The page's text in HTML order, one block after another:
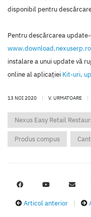
disponibil pentru
Pentru descărcarea
www.download.nexuserp.ro
instalare a unui update vă
online al aplicaţiei Kit-uri,
13 NOI 2020 | V. URMATOARE |
Nexus Easy Retail
Produs compus
Articol anterior |